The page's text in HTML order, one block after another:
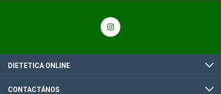
DIETETICA ONLINE
CONTACTÁNOS